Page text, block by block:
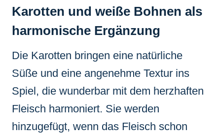
Karotten und weiße Bohnen als
harmonische Ergänzung
Die Karotten bringen eine natürliche
Süße und eine angenehme Textur ins
Spiel, die wunderbar mit dem herzhaften
Fleisch harmoniert. Sie werden
hinzugefügt, wenn das Fleisch schon